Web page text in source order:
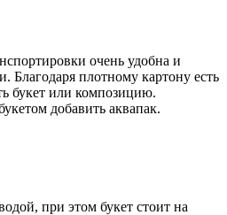
очень удобна и
Благодаря плотному картону есть
букет или композицию.
добавить аквапак.
при этом букет стоит на